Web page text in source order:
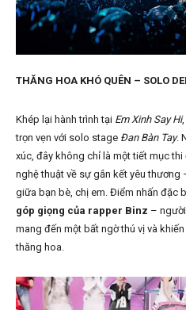
THĂNG HOA KHÓ QUÊN – SOLO
Khép lại hành trình tại Em Xinh Say Hi
trọn vẹn với solo stage Đan Bàn Tay.
xúc, đây không chỉ là một tiết mục
nghệ thuật về sự gắn kết yêu
giữa bạn bè, chị em. Điểm nhấn đặc
góp giọng của rapper Binz –
mang đến một bất ngờ thú vị và
thăng hoa.